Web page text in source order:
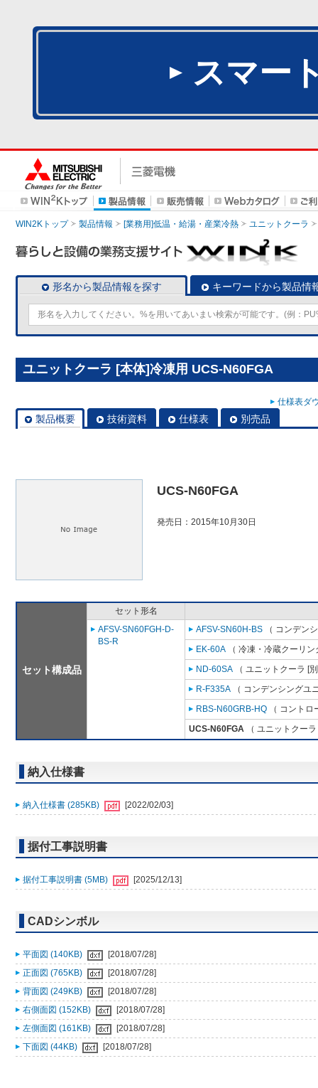
スマー
WIN2Kトップ 製品情報 [業務用]低温・給湯・産業冷熱 ユニットクーラ
形名から製品情報を探す キーワードから製品情
ユニットクーラ [本体]冷凍用 UCS-N60FGA
仕様表ダ
製品概要 技術資料 仕様表 別売品
UCS-N60FGA
発売日：2015年10月30日
セット構成品
セット形名
AFSV-SN60FGH-D-
BS-R
AFSV-SN60H-BS （ コンデン
EK-60A （ 冷凍・冷蔵クーリ
ND-60SA （ ユニットクーラ [
R-F335A （ コンデンシングユ
RBS-N60GRB-HQ （ コント
UCS-N60FGA （ ユニットクー
納入仕様書
納入仕様書 (285KB) [2022/02/03]
据付工事説明書
据付工事説明書 (5MB) [2025/12/13]
CADシンボル
平面図 (140KB)
[2018/07/28]
正面図 (765KB)
[2018/07/28]
背面図 (249KB)
[2018/07/28]
右側面図 (152KB)
[2018/07/28]
左側面図 (161KB)
[2018/07/28]
下面図 (44KB)
[2018/07/28]